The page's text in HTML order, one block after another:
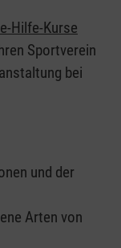
Hilfe-Kurse
Sportverein
bei
und der
Arten von